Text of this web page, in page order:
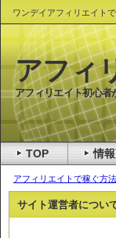
ワンデイアフィリエイト
アフィリエイトで稼ぐ方
サイト運営者につい
アフィ
アフィリエイト初心者
TOP 情